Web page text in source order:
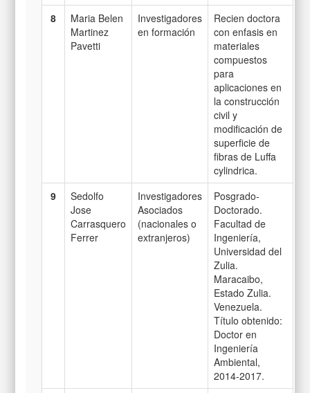
8
Maria Belen
Martinez
Pavetti
Investigadores
en formación
Recien doctora
con enfasis en
materiales
compuestos
para
aplicaciones en
la construcción
civil y
modificación de
superficie de
fibras de Luffa
cylindrica.
9
Sedolfo
Jose
Carrasquero
Ferrer
Investigadores
Asociados
(nacionales o
extranjeros)
Posgrado-
Doctorado.
Facultad de
Ingeniería,
Universidad del
Zulia.
Maracaibo,
Estado Zulia.
Venezuela.
Título obtenido:
Doctor en
Ingeniería
Ambiental,
2014-2017.